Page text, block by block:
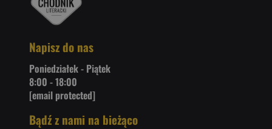
Napisz do nas
Poniedziałek - Piątek
8:00 - 18:00
[email protected]
Bądź z nami na bieżąco